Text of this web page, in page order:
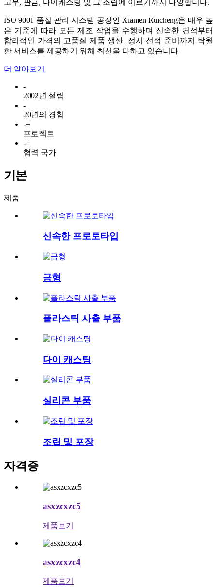
고무, 판금, 다이캐스팅 및 그 조립에 이르기까지 다양합니다.
ISO 9001 품질 관리 시스템 공장인 Xiamen Ruicheng은 매우 높
은 기준에 따라 모든 제조 작업을 수행하며 신속한 견적부터
합리적인 가격의 고품질 제품 생산, 정시 선적 준비까지 탁월
한 서비스를 제공하기 위해 최선을 다하고 있습니다.
더 알아보기
-
2002년 설립
-
20년의 경험
-+
프로젝트
-+
협력 국가
기본
제품
신속한 프로토타입
금형
플라스틱 사출 부품
다이 캐스팅
실리콘 부품
조립 및 포장
자격증
asxzcxzc5
제품보기
asxzcxzc4
제품보기